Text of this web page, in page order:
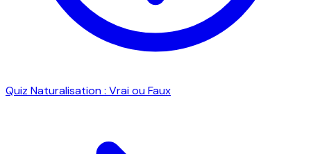
Quiz Naturalisation : Vrai ou Faux